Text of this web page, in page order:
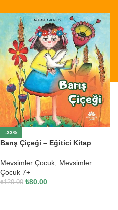
-33%
Barış Çiçeği – Eğitici Kitap
Mevsimler Çocuk Mevsimler
Çocuk 7+
₺120.00 ₺80.00